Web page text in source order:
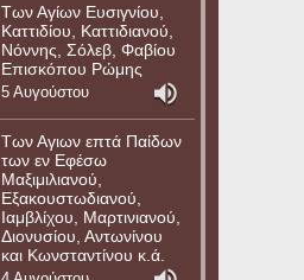
Των Αγίων Ευσιγνίου,
Καττιδίου, Καττιδιανού,
Νόννης, Σόλεβ, Φαβίου
Επισκόπου Ρώμης
5 Αυγούστου
Των Αγιων επτά Παίδων
των εν Εφέσω
Μαξιμιλιανού,
Εξακουστωδιανού,
Ιαμβλίχου, Μαρτινιανού,
Διονυσίου, Αντωνίνου
και Κωνσταντίνου κ.ά.